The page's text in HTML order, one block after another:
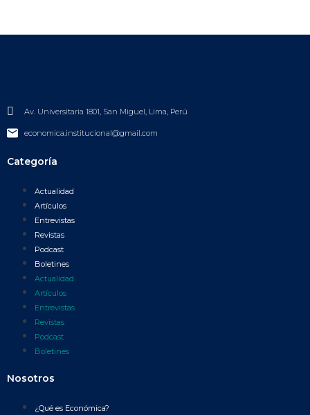
Av. Universitaria 1801, San Miguel, Lima, Perú
economica.institucional@gmail.com
Categoría
Actualidad
Artículos
Entrevistas
Revistas
Podcast
Boletines
Actualidad
Artículos
Entrevistas
Revistas
Podcast
Boletines
Nosotros
¿Qué es Económica?